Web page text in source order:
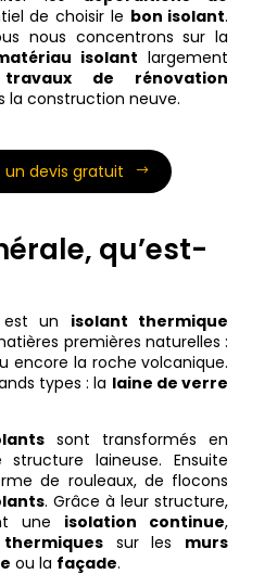
de choisir le bon isolant.
nous concentrons sur la
isolant largement
travaux de rénovation
la construction neuve.
un devis gratuit
qu’est-
est un isolant thermique
premières naturelles :
encore la roche volcanique.
types : la laine de verre
sont transformés en
laineuse. Ensuite
de rouleaux, de flocons
. Grâce à leur structure,
une isolation continue,
sur les murs
ou la façade.